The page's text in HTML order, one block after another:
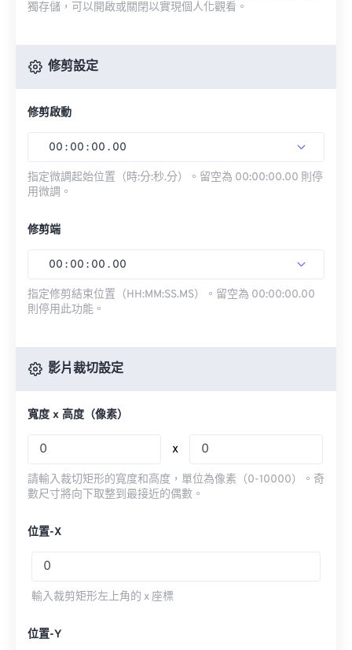
獨存儲，可以開啟或關閉以實現個人化觀看。
修剪設定
修剪啟動
00 : 00 : 00 . 00
指定微調起始位置（時:分:秒.分）。留空為 00:00:00.00 則停
用微調。
修剪端
00 : 00 : 00 . 00
指定修剪結束位置（HH:MM:SS.MS）。留空為 00:00:00.00
則停用此功能。
影片裁切設定
寬度 x 高度（像素）
x
請輸入裁切矩形的寬度和高度，單位為像素（0-10000）。奇
數尺寸將向下取整到最接近的偶數。
位置-X
輸入裁剪矩形左上角的 x 座標
位置-Y